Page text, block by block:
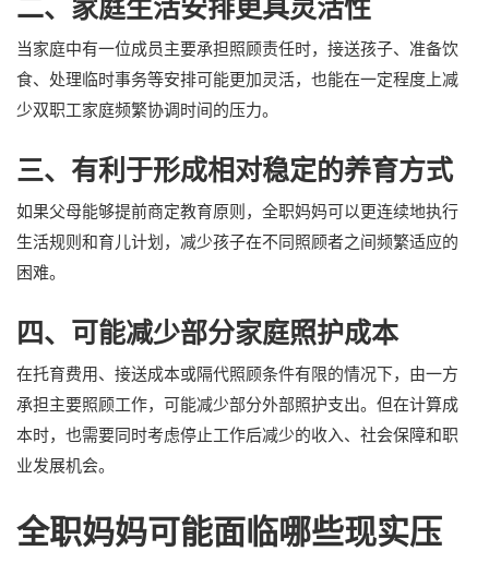
二、家庭生活安排更具灵活性
当家庭中有一位成员主要承担照顾责任时，接送孩子、准备饮
食、处理临时事务等安排可能更加灵活，也能在一定程度上减
少双职工家庭频繁协调时间的压力。
三、有利于形成相对稳定的养育方式
如果父母能够提前商定教育原则，全职妈妈可以更连续地执行
生活规则和育儿计划，减少孩子在不同照顾者之间频繁适应的
困难。
四、可能减少部分家庭照护成本
在托育费用、接送成本或隔代照顾条件有限的情况下，由一方
承担主要照顾工作，可能减少部分外部照护支出。但在计算成
本时，也需要同时考虑停止工作后减少的收入、社会保障和职
业发展机会。
全职妈妈可能面临哪些现实压